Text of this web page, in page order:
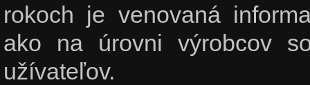
rokoch je venovaná
ako na úrovni výrobcov
užívateľov.